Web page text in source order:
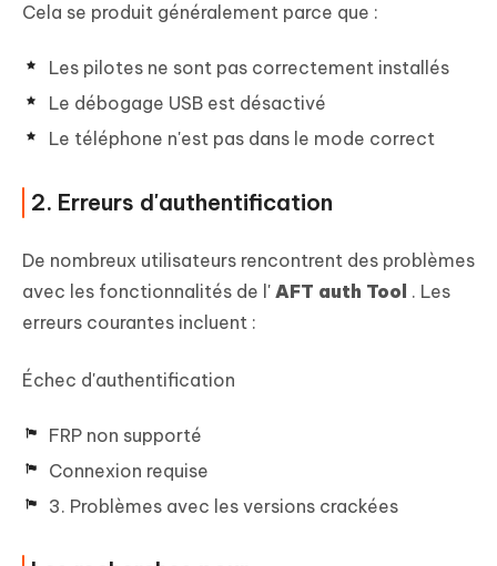
Cela se produit généralement parce que :
Les pilotes ne sont pas correctement installés
Le débogage USB est désactivé
Le téléphone n'est pas dans le mode correct
2. Erreurs d'authentification
De nombreux utilisateurs rencontrent des problèmes
avec les fonctionnalités de l' AFT auth Tool . Les
erreurs courantes incluent :
Échec d'authentification
FRP non supporté
Connexion requise
3. Problèmes avec les versions crackées